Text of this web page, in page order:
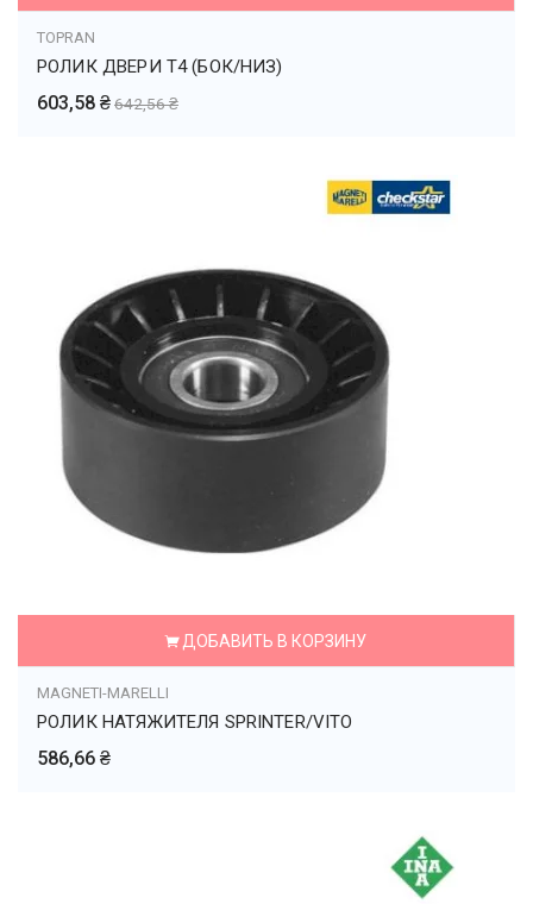
TOPRAN
РОЛИК ДВЕРИ Т4 (БОК/НИЗ)
603,58 ₴642,56 ₴
ДОБАВИТЬ В КОРЗИНУ
MAGNETI-MARELLI
РОЛИК НАТЯЖИТЕЛЯ SPRINTER/VITO
586,66 ₴